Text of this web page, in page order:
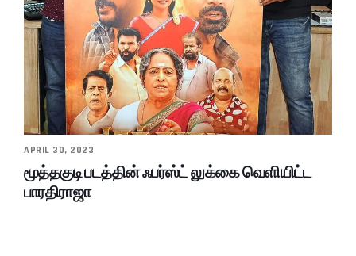
APRIL 30, 2023
மூத்தகுடி படத்தின் ஃபர்ஸ்ட் லுக்கை வெளியிட்ட
பாரதிராஜா